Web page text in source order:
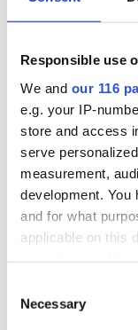
Responsible use
We and our 116
e.g. your IP-
store and access
serve
measurement,
development. You
and for what
applicable on this
the Privacy trigger
Selection
Necessary
2026-06-22, 12:13
Regeringens
Regeringen
proposition
filmland”, förrän
Kultur Politik
Magdalena